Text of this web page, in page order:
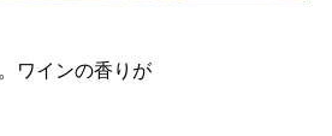
ワインの香りが